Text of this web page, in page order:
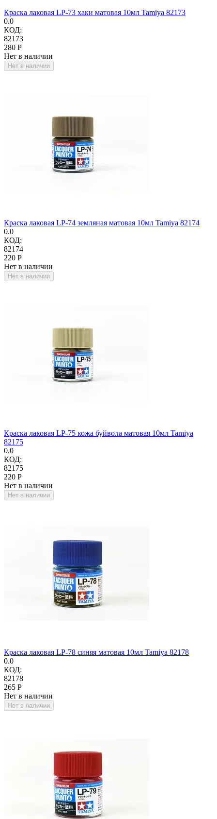
Краска лаковая LP-73 хаки матовая 10мл Tamiya 82173
0.0
КОД:
82173
‍280‍ Р
Нет в наличии
Нет в наличии
Краска лаковая LP-74 земляная матовая 10мл Tamiya 82174
0.0
КОД:
82174
‍220‍ Р
Нет в наличии
Нет в наличии
Краска лаковая LP-75 кожа буйвола матовая 10мл Tamiya
82175
0.0
КОД:
82175
‍220‍ Р
Нет в наличии
Нет в наличии
Краска лаковая LP-78 синяя матовая 10мл Tamiya 82178
0.0
КОД:
82178
‍265‍ Р
Нет в наличии
Нет в наличии